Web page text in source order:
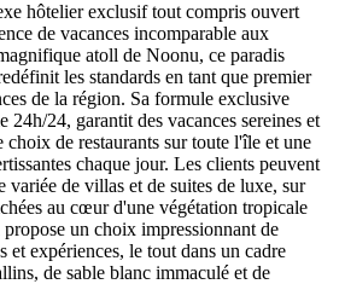
hôtelier exclusif tout compris ouvert
de vacances incomparable aux
atoll de Noonu, ce paradis
les standards en tant que premier
de la région. Sa formule exclusive
24, garantit des vacances sereines et
choix de restaurants sur toute l'île et une
chaque jour. Les clients peuvent
variée de villas et de suites de luxe, sur
au cœur d'une végétation tropicale
un choix impressionnant de
et expériences, le tout dans un cadre
de sable blanc immaculé et de